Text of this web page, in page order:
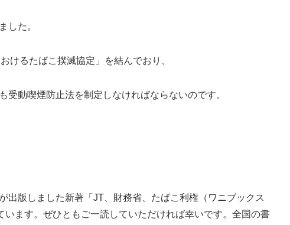
した。
けるたばこ撲滅協定」を結んでおり、
受動喫煙防止法を制定しなければならないのです。
出版しました新著「JT、財務省、たばこ利権（ワニブックス
います。ぜひともご一読していただければ幸いです。全国の書